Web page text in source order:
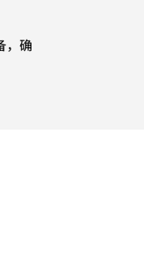
，确